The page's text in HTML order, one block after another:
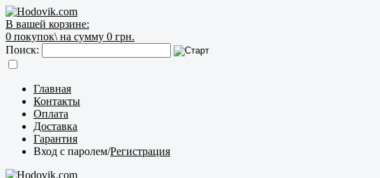
В вашей корзине:
0 покупок\ на сумму 0 грн.
Поиск:
Главная
Контакты
Оплата
Доставка
Гарантия
Вход с паролем/Регистрация